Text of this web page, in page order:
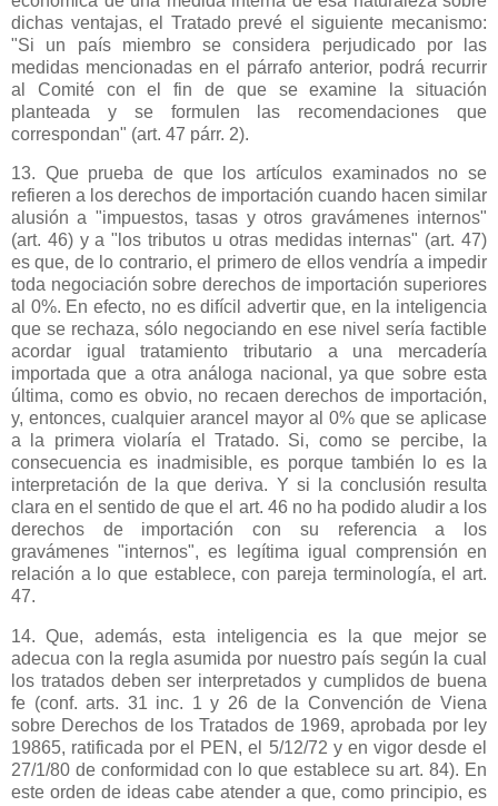
dichas ventajas, el Tratado prevé el siguiente mecanismo:
"Si un país miembro se considera perjudicado por las
medidas mencionadas en el párrafo anterior, podrá recurrir
al Comité con el fin de que se examine la situación
planteada y se formulen las recomendaciones que
correspondan" (art. 47 párr. 2).
13. Que prueba de que los artículos examinados no se
refieren a los derechos de importación cuando hacen similar
alusión a "impuestos, tasas y otros gravámenes internos"
(art. 46) y a "los tributos u otras medidas internas" (art. 47)
es que, de lo contrario, el primero de ellos vendría a impedir
toda negociación sobre derechos de importación superiores
al 0%. En efecto, no es difícil advertir que, en la inteligencia
que se rechaza, sólo negociando en ese nivel sería factible
acordar igual tratamiento tributario a una mercadería
importada que a otra análoga nacional, ya que sobre esta
última, como es obvio, no recaen derechos de importación,
y, entonces, cualquier arancel mayor al 0% que se aplicase
a la primera violaría el Tratado. Si, como se percibe, la
consecuencia es inadmisible, es porque también lo es la
interpretación de la que deriva. Y si la conclusión resulta
clara en el sentido de que el art. 46 no ha podido aludir a los
derechos de importación con su referencia a los
gravámenes "internos", es legítima igual comprensión en
relación a lo que establece, con pareja terminología, el art.
47.
14. Que, además, esta inteligencia es la que mejor se
adecua con la regla asumida por nuestro país según la cual
los tratados deben ser interpretados y cumplidos de buena
fe (conf. arts. 31 inc. 1 y 26 de
la Convención de Viena
sobre Derechos de los Tratados de 1969, aprobada por ley
19865, ratificada por el PEN, el 5/12/72 y en vigor desde el
27/1/80 de conformidad con lo que establece su art. 84). En
este orden de ideas cabe atender a que, como principio, es